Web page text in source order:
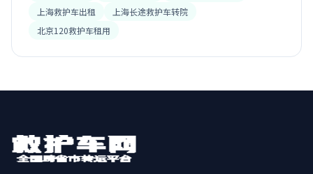
上海救护车出租
上海长途救护车转院
北京120救护车租用